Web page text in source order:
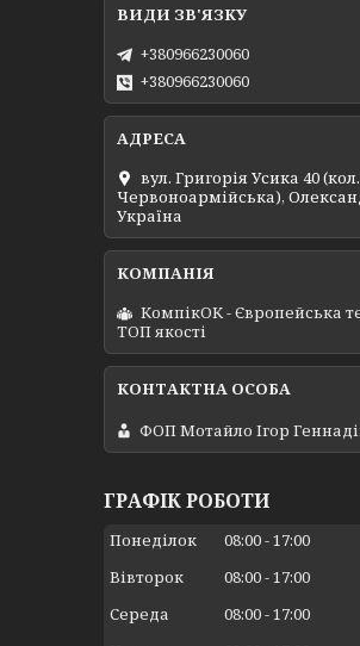
+380966230060
+380966230060
вул. Григорія Усика 40 (кол.
Червоноармійська),
Україна
КомпікОК - Європейська
ТОП якості
ФОП Мотайло Ігор
ГРАФІК РОБОТИ
Понеділок 08:00 17:00
Вівторок
08:00 17:00
Середа
08:00 17:00